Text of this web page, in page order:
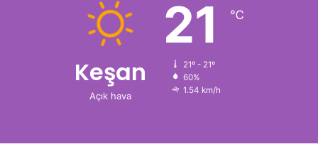
Keşan
Açık hava
21 ℃
21º - 21º
60%
1.54 km/h